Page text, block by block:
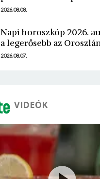
2026.08.08.
Napi horoszkóp 2026.
a legerősebb az
2026.08.07.
VIDEÓK